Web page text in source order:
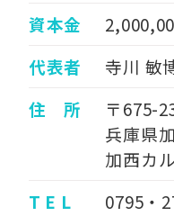
資本金
代表者
寺川 敏
住 所
〒675-
兵庫県
加西カ
T E L
0795・